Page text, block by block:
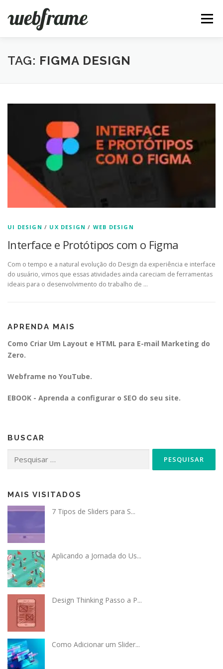
para
Menu
FERRAMENTAS ARTIGOS
TAG: FIGMA DESIGN
UI DESIGN / UX DESIGN / WEB DESIGN
Interface e Protótipos com o Figma
Com o tempo e a natural evolução do Design da experiência e interface
do usuário, vimos que essas atividades ainda careciam de ferramentas
ideais para o desenvolvimento do trabalho de …
APRENDA MAIS
Como Criar Um Layout e HTML para E-mail Marketing do
Zero.
Webframe no YouTube.
EBOOK - Aprenda a configurar o SEO do seu site.
BUSCAR
por:
MAIS VISITADOS
7 Tipos de Sliders para S...
Aplicando a Jornada do Us...
Design Thinking Passo a P...
Como Adicionar um Slider...